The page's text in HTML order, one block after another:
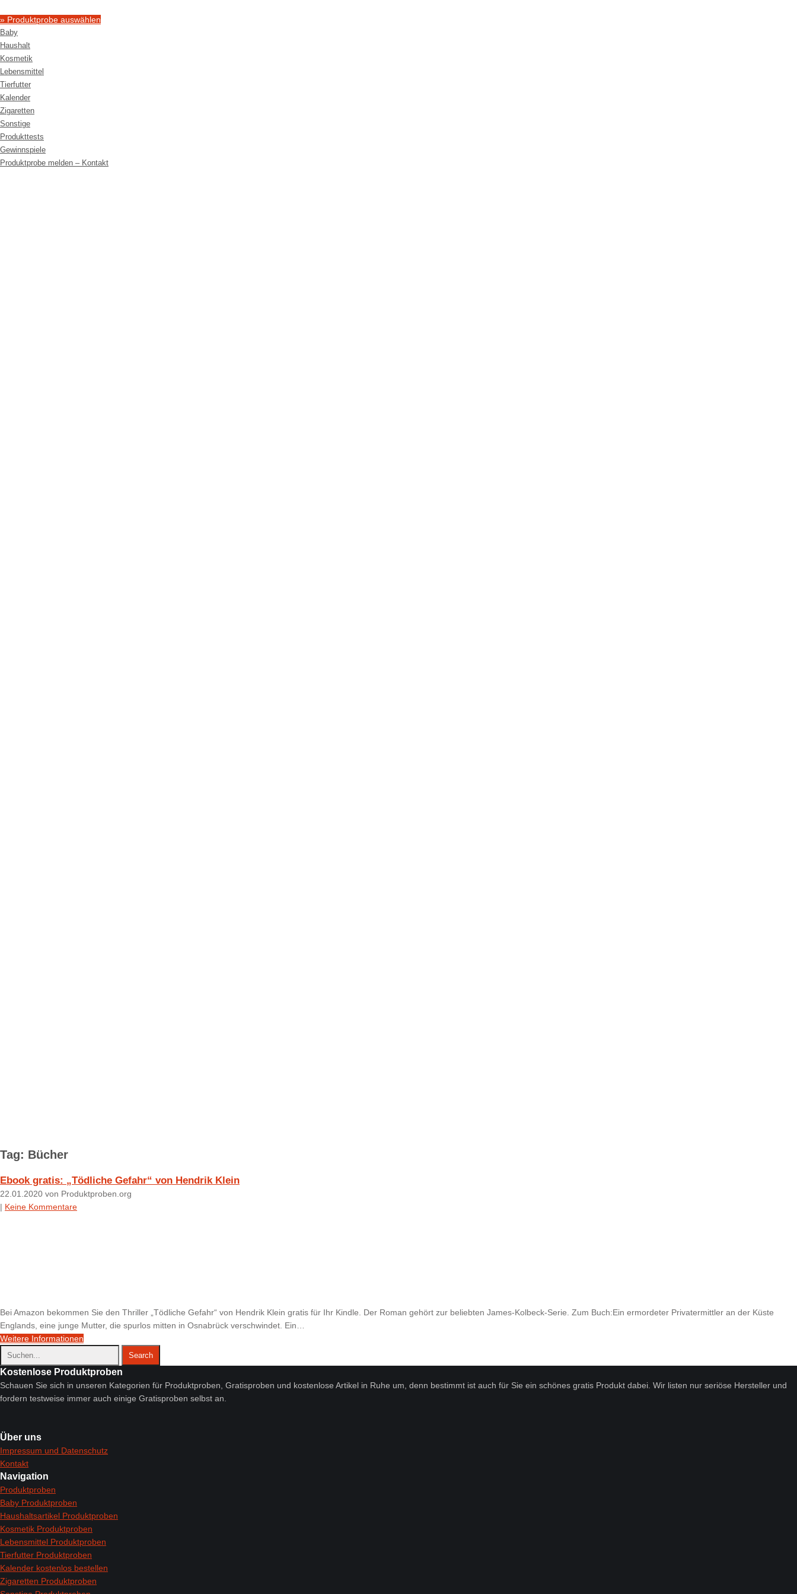
» Produktprobe auswählen
Baby
Haushalt
Kosmetik
Lebensmittel
Tierfutter
Kalender
Zigaretten
Sonstige
Produkttests
Gewinnspiele
Produktprobe melden – Kontakt
Tag: Bücher
Ebook gratis: „Tödliche Gefahr“ von Hendrik Klein
22.01.2020 von Produktproben.org
| Keine Kommentare
Bei Amazon bekommen Sie den Thriller „Tödliche Gefahr“ von Hendrik Klein gratis für Ihr Kindle. Der Roman gehört zur beliebten James-Kolbeck-Serie. Zum Buch:Ein ermordeter Privatermittler an der Küste
Englands, eine junge Mutter, die spurlos mitten in Osnabrück verschwindet. Ein…
Weitere Informationen
Kostenlose Produktproben
Schauen Sie sich in unseren Kategorien für Produktproben, Gratisproben und kostenlose Artikel in Ruhe um, denn bestimmt ist auch für Sie ein schönes gratis Produkt dabei. Wir listen nur seriöse Hersteller und
fordern testweise immer auch einige Gratisproben selbst an.
Über uns
Impressum und Datenschutz
Kontakt
Navigation
Produktproben
Baby Produktproben
Haushaltsartikel Produktproben
Kosmetik Produktproben
Lebensmittel Produktproben
Tierfutter Produktproben
Kalender kostenlos bestellen
Zigaretten Produktproben